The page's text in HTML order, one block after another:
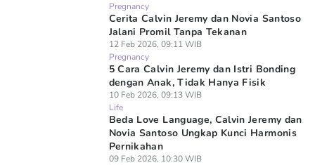
Pregnancy
Cerita Calvin Jeremy dan Novia Santoso
Jalani Promil Tanpa Tekanan
12 Feb 2026, 09:11 WIB
Pregnancy
5 Cara Calvin Jeremy dan Istri Bonding
dengan Anak, Tidak Hanya Fisik
10 Feb 2026, 09:13 WIB
Life
Beda Love Language, Calvin Jeremy dan
Novia Santoso Ungkap Kunci Harmonis
Pernikahan
09 Feb 2026, 10:30 WIB